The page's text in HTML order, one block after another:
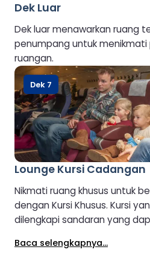
Dek Luar
Dek luar menawarkan ruang
penumpang untuk menikmati
ruangan.
Lounge Kursi Cadangan
Nikmati ruang khusus untuk
dengan Kursi Khusus. Kursi
dilengkapi sandaran yang
pribadi dan bebas repot
Baca selengkapnya...
Dek 7